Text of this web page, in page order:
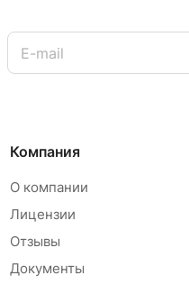
Компания
О компании
Лицензии
Отзывы
Документы